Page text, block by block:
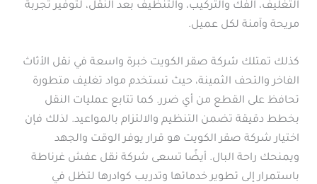
التغليف، الفك والتركيب، والتنظيف بعد النقل، لتوفير تجربة
مريحة وآمنة لكل عميل.
كذلك تمتلك شركة صقر الكويت خبرة واسعة في نقل الأثاث
الفاخر والتحف الثمينة، حيث تستخدم مواد تغليف متطورة
تحافظ على القطع من أي ضرر. كما تتابع عمليات النقل
بخطط دقيقة تضمن التنظيم والالتزام بالمواعيد. لذلك فإن
اختيار شركة صقر الكويت هو قرار يوفر الوقت والجهد
ويمنحك راحة البال. أيضًا تسعى شركة نقل عفش غرناطة
باستمرار إلى تطوير خدماتها وتدريب كوادرها لتظل في